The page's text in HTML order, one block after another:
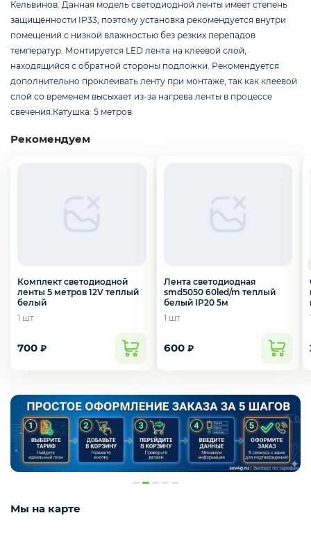
Комплектующие ПК
Кельвинов. Данная модель светодиодной ленты имеет степень
защищённости IP33, поэтому установка рекомендуется внутри
помещений с низкой влажностью без резких перепадов
температур. Монтируется LED лента на клеевой слой,
находящийся с обратной стороны подложки. Рекомендуется
дополнительно проклеивать ленту при монтаже, так как клеевой
слой со временем высыхает из-за нагрева ленты в процессе
свечения.Катушка: 5 метров
Рекомендуем
Комплект светодиодной
ленты 5 метров 12V теплый
белый
1 шт
700 ₽
Лента светодиодная
smd5050 60led/m теплый
белый IP20 5м
1 шт
600 ₽
Мы на карте